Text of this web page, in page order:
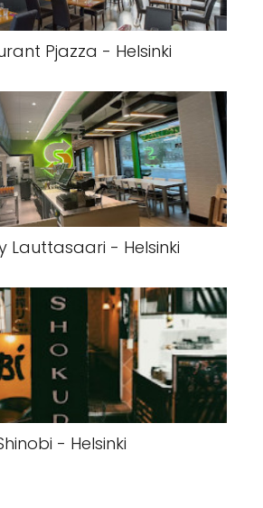
Pjazza - Helsinki
Lauttasaari - Helsinki
- Helsinki